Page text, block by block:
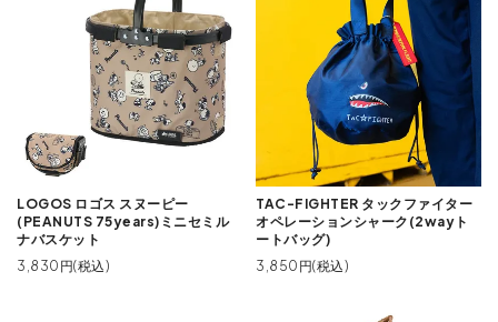
LOGOS ロゴス スヌーピー
(PEANUTS 75years)ミニセミル
ナバスケット
3,830円(税込)
TAC-FIGHTER タックファイター
オペレーションシャーク(2wayト
ートバッグ)
3,850円(税込)